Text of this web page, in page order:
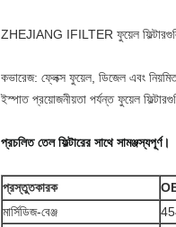
ZHEJIANG IFILTER ফুয়েল ফিল্টারগুলি
কভারেজ: ফ্লেক্স ফুয়েল, ডিজেল এবং
ইস্পাত প্রয়োজনীয়তা পর্যন্ত ফুয়েল
প্রচলিত তেল ফিল্টারের সাথে সামঞ্জস্যপূর্ণ।
প্রস্তুতকারক
মার্সিডিজ-বেঞ্জ